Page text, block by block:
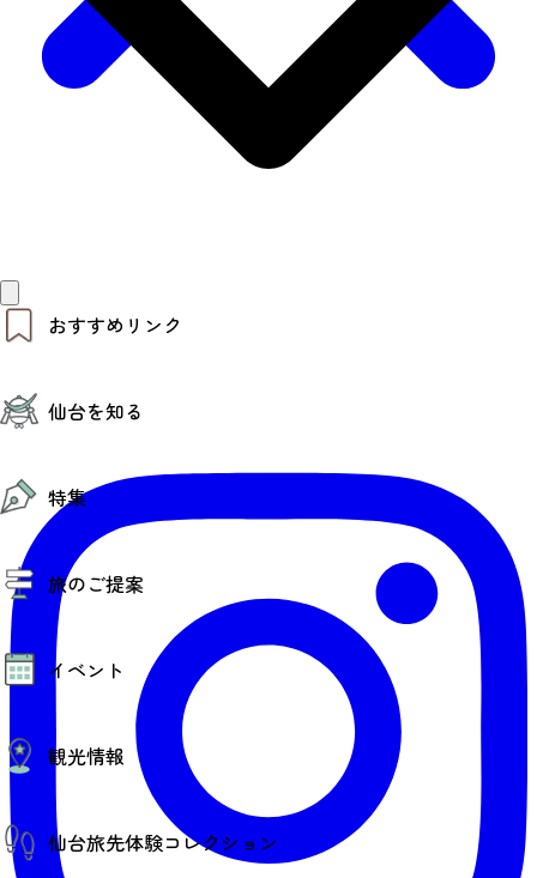
おすすめリンク
モデルコース
お得なチケット
仙台を知る
仙台の魅力
エリアガイド
復興に向けて
仙台観光PR動画ライブラリー
仙台から行く東北周遊旅
伝統的工芸品
特集
特集
夜時間トピックス
旅のご提案
モデルコース
AIおまかせコース
オリジナルプラン
みんなの旅行記
イベント
イベント情報
その他イベント情報（音楽・展示会）
スポーツ情報
コンベンション情報
観光情報
観光スポット
温泉
仙台旅先体験コレクション